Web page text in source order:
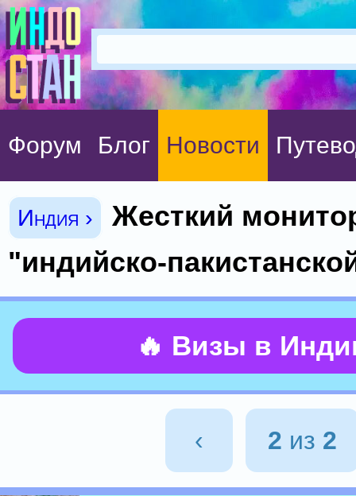
Форум Блог Новости
Индия ›
Жесткий
"индийско-
🔥 Визы в
‹ 2 из 2